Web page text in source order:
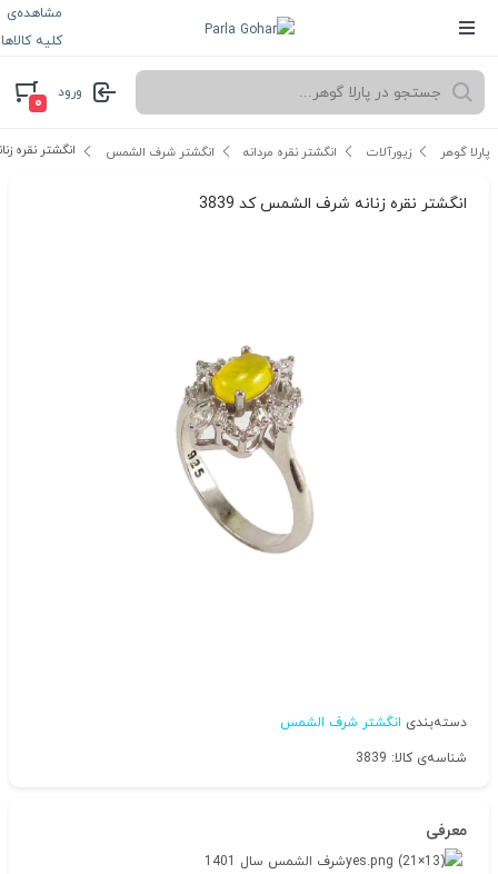
مشاهده‌ی
کلیه کالاها
ورود
۰
پارلا گوهر زیورآلات انگشتر نقره مردانه انگشتر شرف الشمس انگشتر نقره
انگشتر نقره زنانه شرف الشمس کد 3839
دسته‌بندی انگشتر شرف الشمس
شناسه‌ی کالا: 3839
معرفی
شرف الشمس سال 1401